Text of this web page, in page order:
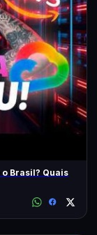
o Brasil? Quais